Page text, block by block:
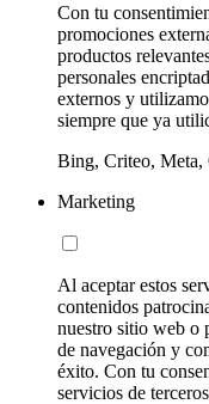
Con tu
promociones
productos
personales
externos y
siempre que ya
Bing, Criteo,
Marketing
Al aceptar estos
contenidos
nuestro sitio web o
de navegación y
éxito. Con tu
servicios de